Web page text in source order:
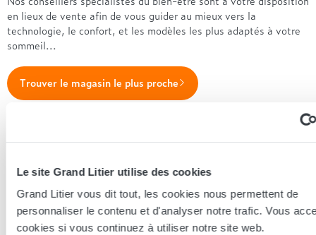
Le site Grand Litier utilise des cookies
Grand Litier vous dit tout, les cookies nous permettent de
personnaliser le contenu et d'analyser notre trafic. Vous
cookies si vous continuez à utiliser notre site web.
en lieux de vente afin de vous guider au mieux vers la
technologie, le confort, et les modèles les plus adaptés à votre
sommeil...
Trouver le magasin le plus proche
En complément de ce produit